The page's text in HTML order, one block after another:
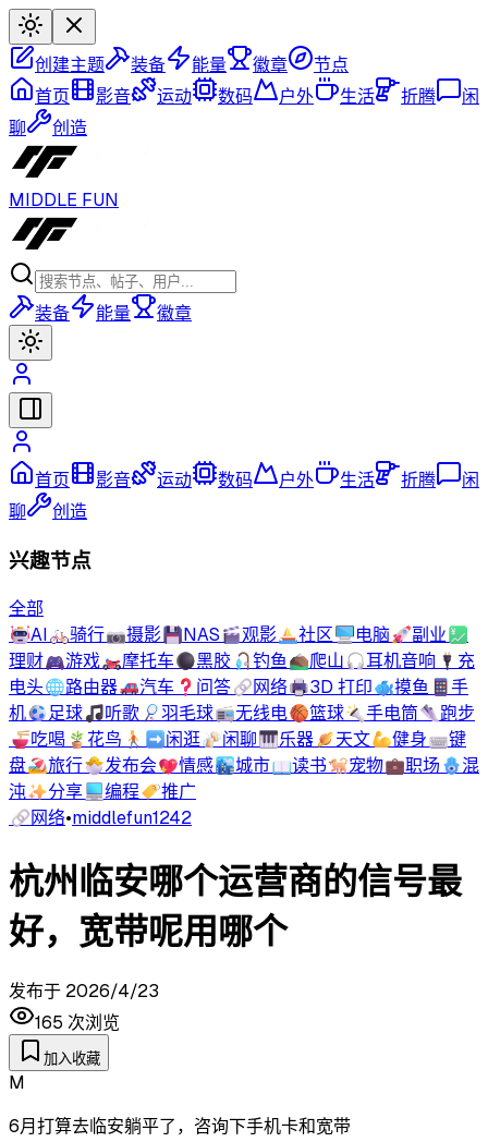
创建主题 装备 能量 徽章
节点
首页
影音 运动 数码 户外 生活 折腾
闲
聊
创造
MIDDLE FUN
装备 能量 徽章
首页 影音 运动 数码 户外 生活 折腾
闲
聊
创造
兴趣节点
全部
🤖AI🚲骑行📷摄影💾NAS🎬观影⛵社区🖥️电脑🚀副业💹
理财🎮游戏🏍️摩托车⚫黑胶 🎣钓鱼⛰️爬山🎧耳机音响 🔌 充
电头🌐路由器🚗汽车 ❓ 问答🔗网络🖨️3D 打印🐟摸鱼 📱手
机⚽足球🎵听歌 🏸羽毛球📻无线电🏀篮球🔦手电筒👟跑步
🍜吃喝 🪴 花鸟 🚶‍➡️闲逛🍻闲聊🎹乐器🪐天文💪健身⌨️键
盘🏖️旅行🐣发布会💖情感🏙️城市📖读书🐕宠物💼职场🪬混
沌✨分享💻编程🏷️推广
🔗网络•middlefun1242
杭州临安哪个运营商的信号最
好，宽带呢用哪个
发布于 2026/4/23
165 次浏览
加入收藏
M
6月打算去临安躺平了，咨询下手机卡和宽带